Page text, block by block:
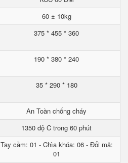
60 ± 10kg
375 * 455 * 360
190 * 380 * 240
35 * 290 * 180
An Toàn chống cháy
1350 độ C trong 60 phút
Tay cầm: 01 - Chìa khóa: 06 - Đổi mã:
01